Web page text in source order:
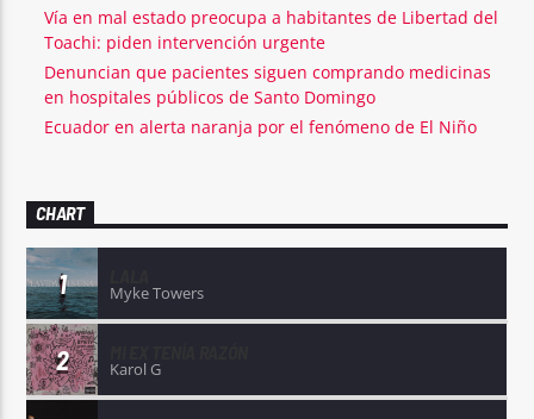
Vía en mal estado preocupa a habitantes de Libertad del
Toachi: piden intervención urgente
Denuncian que pacientes siguen comprando medicinas
en hospitales públicos de Santo Domingo
Ecuador en alerta naranja por el fenómeno de El Niño
CHART
1 Myke Towers
2 Karol G